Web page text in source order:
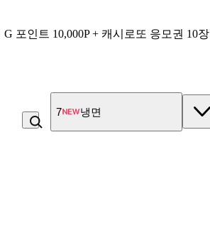
G 포인트 10,000P + 캐시로또 응모권 10장
7 냉면